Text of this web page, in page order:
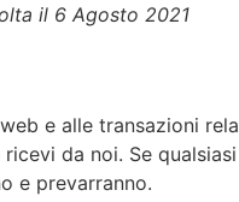
il 6 Agosto 2021
e alle transazioni
da noi. Se
e prevarranno.